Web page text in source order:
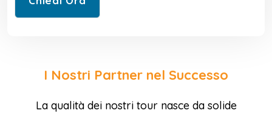
I Nostri Partner nel Successo
La qualità dei nostri tour nasce da solide